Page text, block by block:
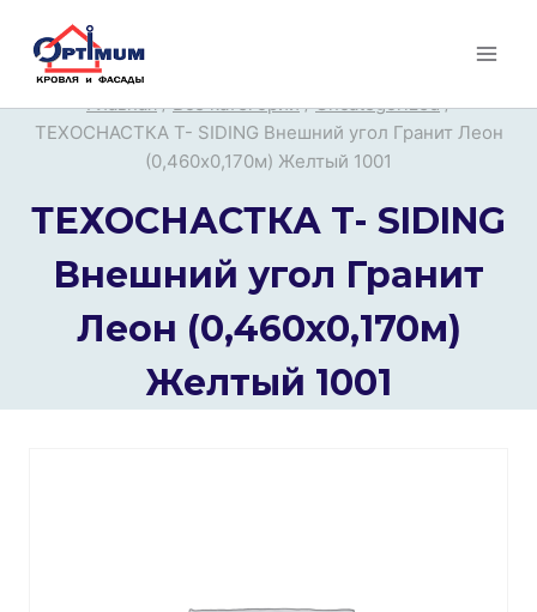
Перейти
Главная / Все категории / Uncategorized /
ТЕХОСНАСТКА T- SIDING Внешний угол Гранит Леон
(0,460х0,170м) Желтый 1001
ТЕХОСНАСТКА T- SIDING
Внешний угол Гранит
Леон (0,460х0,170м)
Желтый 1001